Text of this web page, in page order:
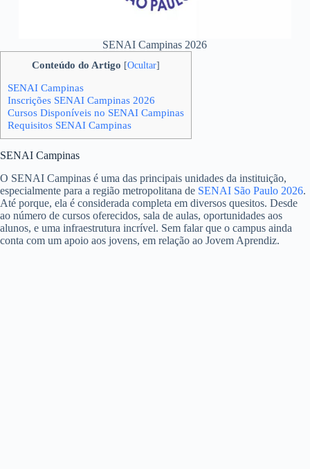
SENAI Campinas 2026
Conteúdo do Artigo [Ocultar]
SENAI Campinas
Inscrições SENAI Campinas 2026
Cursos Disponíveis no SENAI Campinas
Requisitos SENAI Campinas
SENAI Campinas
O SENAI Campinas é uma das principais unidades da instituição,
especialmente para a região metropolitana de SENAI São Paulo 2026.
Até porque, ela é considerada completa em diversos quesitos. Desde
ao número de cursos oferecidos, sala de aulas, oportunidades aos
alunos, e uma infraestrutura incrível. Sem falar que o campus ainda
conta com um apoio aos jovens, em relação ao Jovem Aprendiz.